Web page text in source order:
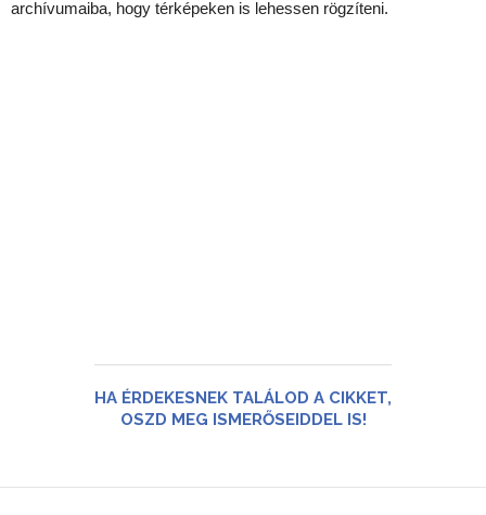
archívumaiba, hogy térképeken is lehessen rögzíteni.
HA ÉRDEKESNEK TALÁLOD A CIKKET,
OSZD MEG ISMERŐSEIDDEL IS!